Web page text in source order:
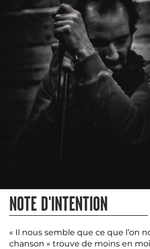
NOTE D'INTENTION
« Il nous semble que ce que l’on
chanson » trouve de moins en